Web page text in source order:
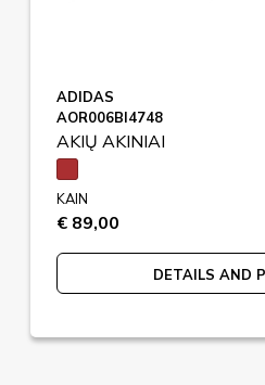
ADIDAS
AOR006BI4748
AKIŲ AKINIAI
KAIN
€ 89,00
DETAILS AND